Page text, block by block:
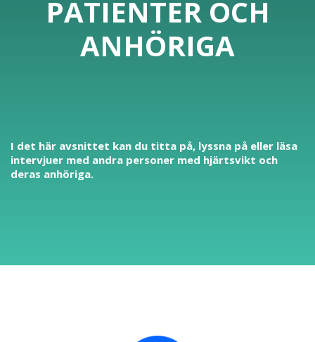
PATIENTER OCH
ANHÖRIGA
I det här avsnittet kan du titta på, lyssna på eller läsa
intervjuer med andra personer med hjärtsvikt och
deras anhöriga.